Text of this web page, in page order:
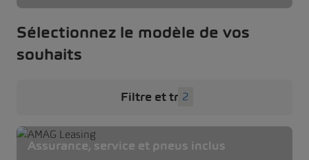
Sélectionnez le modèle de vos
souhaits
Filtre et tri 2
Assurance, service et pneus inclus